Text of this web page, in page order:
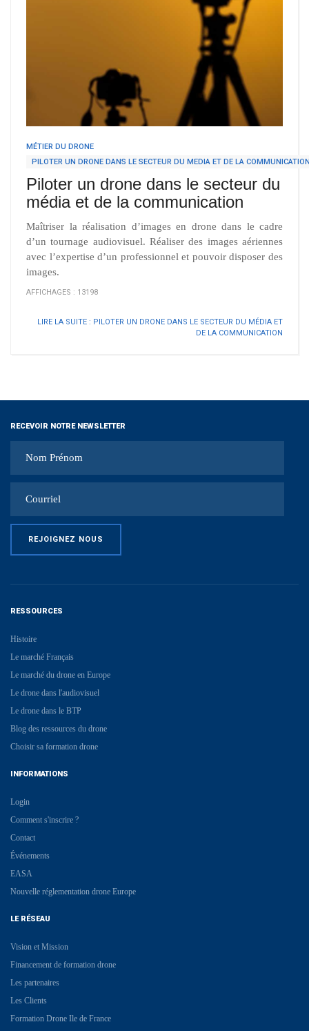
MÉTIER DU DRONE
PILOTER UN DRONE DANS LE SECTEUR DU MEDIA ET DE LA
Piloter un drone dans le secteur du
média et de la communication
Maîtriser la réalisation d’images en drone dans le cadre
d’un tournage audiovisuel. Réaliser des images aériennes
avec l’expertise d’un professionnel et pouvoir disposer des
images.
AFFICHAGES : 13198
LIRE LA SUITE : PILOTER UN DRONE DANS LE SECTEUR DU MÉDIA ET
DE LA COMMUNICATION
RECEVOIR NOTRE NEWSLETTER
RESSOURCES
Histoire
Le marché Français
Le marché du drone en Europe
Le drone dans l'audiovisuel
Le drone dans le BTP
Blog des ressources du drone
Choisir sa formation drone
INFORMATIONS
Login
Comment s'inscrire ?
Contact
Événements
EASA
Nouvelle réglementation drone Europe
LE RÉSEAU
Vision et Mission
Financement de formation drone
Les partenaires
Les Clients
Formation Drone Ile de France